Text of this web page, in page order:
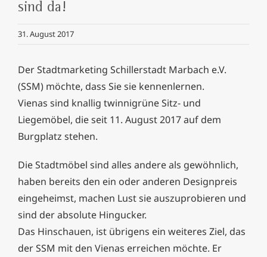
sind da!
31. August 2017
Der Stadtmarketing Schillerstadt Marbach e.V.
(SSM) möchte, dass Sie sie kennenlernen.
Vienas sind knallig twinnigrüne Sitz- und
Liegemöbel, die seit 11. August 2017 auf dem
Burgplatz stehen.
Die Stadtmöbel sind alles andere als gewöhnlich,
haben bereits den ein oder anderen Designpreis
eingeheimst, machen Lust sie auszuprobieren und
sind der absolute Hingucker.
Das Hinschauen, ist übrigens ein weiteres Ziel, das
der SSM mit den Vienas erreichen möchte. Er